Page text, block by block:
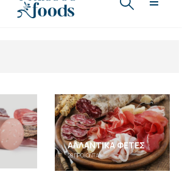
ΑΛΛΑΝΤΙΚΆ ΦΈΤΕΣ
28ΠΡΟΪΌΝΤΑ